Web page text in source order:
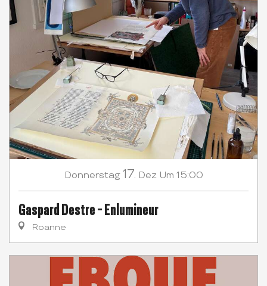
Donnerstag 17. Dez Um 15:00
Gaspard Destre - Enlumineur
Roanne